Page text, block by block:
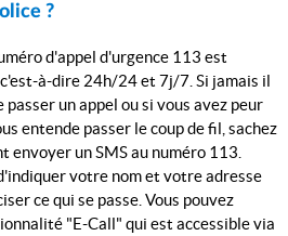
?
d'appel d'urgence 113 est
à-dire 24h/24 et 7j/7. Si jamais il
passer un appel ou si vous avez peur
entende passer le coup de fil, sachez
envoyer un SMS au numéro 113.
votre nom et votre adresse
ce qui se passe. Vous pouvez
"E-Call" qui est accessible via